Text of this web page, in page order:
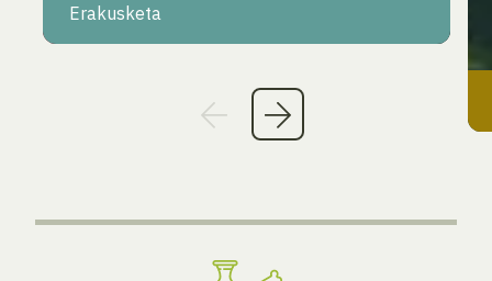
Erakusketa